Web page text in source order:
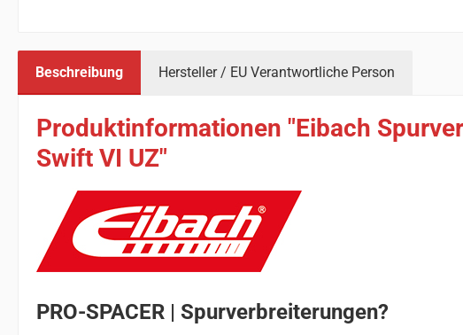
Beschreibung Hersteller / EU Verantwortliche Person
Produktinformationen "Eibach
Swift VI UZ"
PRO-SPACER | Spurverbreiterungen?